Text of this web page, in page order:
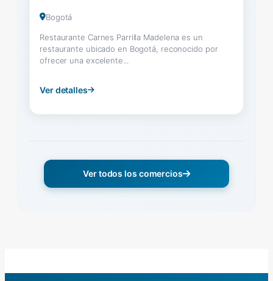
Bogotá
Restaurante Carnes Parrilla Madelena es un
restaurante ubicado en Bogotá, reconocido por
ofrecer una excelente...
Ver detalles
Ver todos los comercios